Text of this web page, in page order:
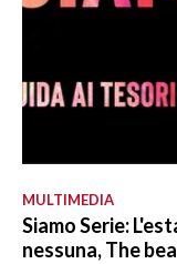
MULTIMEDIA
Siamo Serie:
nessuna, The